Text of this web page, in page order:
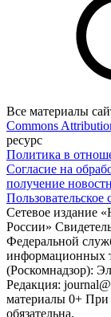
Все материалы
Commons
ресурс
Политика в
Согласие на
получение
Пользовательское
Сетевое издание
России»
Федеральной
информационных
(Роскомнадзор):
Редакция:
материалы 0+
обязательна.